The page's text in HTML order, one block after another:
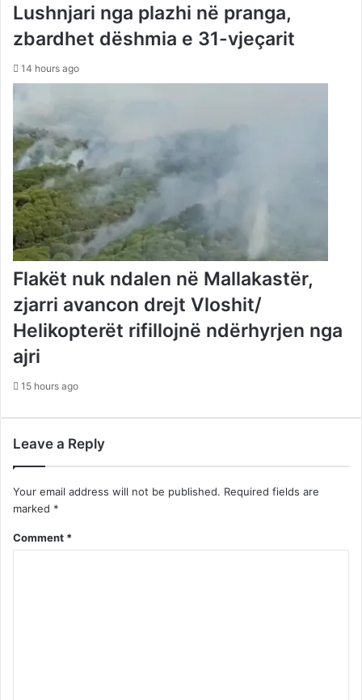
Lushnjari nga plazhi në pranga,
zbardhet dëshmia e 31-vjeçarit
14 hours ago
Flakët nuk ndalen në Mallakastër,
zjarri avancon drejt Vloshit/
Helikopterët rifillojnë ndërhyrjen nga
ajri
15 hours ago
Leave a Reply
Your email address will not be published. Required fields are
marked *
Comment *